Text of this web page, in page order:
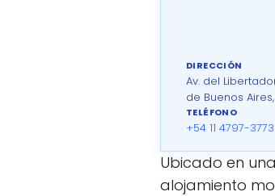
DIRECCIÓN
Av. del
de Buenos
TELÉFONO
+54 11 4797-3773
Ubicado en
alojamiento